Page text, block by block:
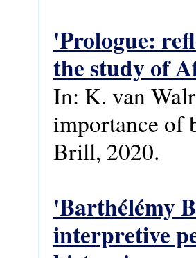
'Prologue:
the study of
In: K. van
importance of
Brill, 2020.
'Barthélémy
interpretive